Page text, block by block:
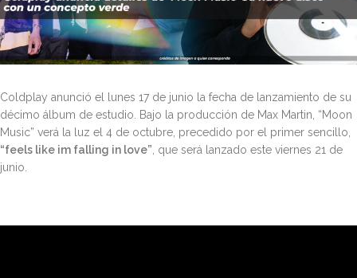
Coldplay anunció el lunes 17 de junio la fecha de lanzamiento de su
décimo álbum de estudio. Bajo la producción de Max Martin, “Moon
Music” verá la luz el 4 de octubre, precedido por el primer sencillo,
“feels like im falling in love”, que será lanzado este viernes 21 de
junio.